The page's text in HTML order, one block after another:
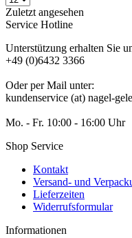
Zuletzt angesehen
Service Hotline
Unterstützung erhalten Sie
+49 (0)6432 3366
Oder per Mail unter:
kundenservice (at) nagel-
Mo. - Fr. 10:00 - 16:00 Uhr
Shop Service
Kontakt
Versand- und
Lieferzeiten
Widerrufsformular
Informationen